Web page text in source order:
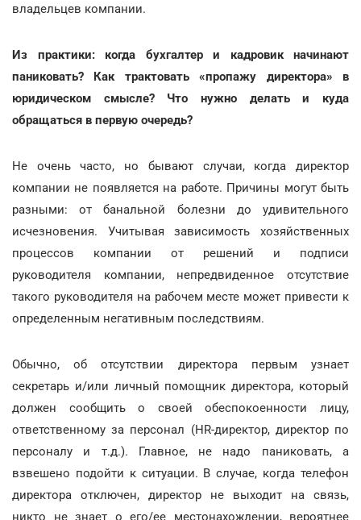
владельцев компании.
Из практики: когда бухгалтер и кадровик начинают
паниковать? Как трактовать «пропажу директора» в
юридическом смысле? Что нужно делать и куда
обращаться в первую очередь?
Не очень часто, но бывают случаи, когда директор
компании не появляется на работе. Причины могут быть
разными: от банальной болезни до удивительного
исчезновения. Учитывая зависимость хозяйственных
процессов компании от решений и подписи
руководителя компании, непредвиденное отсутствие
такого руководителя на рабочем месте может привести к
определенным негативным последствиям.
Обычно, об отсутствии директора первым узнает
секретарь и/или личный помощник директора, который
должен сообщить о своей обеспокоенности лицу,
ответственному за персонал (HR-директор, директор по
персоналу и т.д.). Главное, не надо паниковать, а
взвешено подойти к ситуации. В случае, когда телефон
директора отключен, директор не выходит на связь,
никто не знает о его/ее местонахождении, вероятнее